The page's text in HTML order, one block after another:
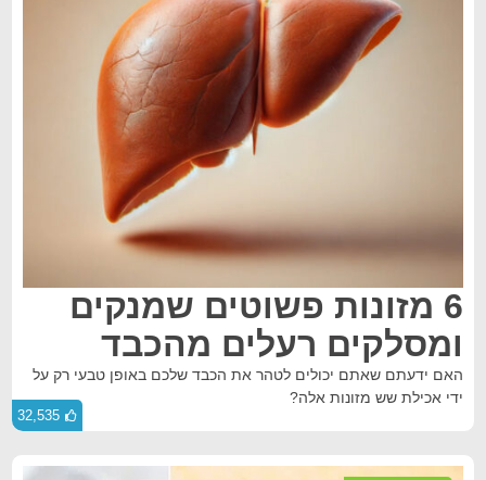
6 מזונות פשוטים שמנקים
ומסלקים רעלים מהכבד
האם ידעתם שאתם יכולים לטהר את הכבד שלכם באופן טבעי רק על
ידי אכילת שש מזונות אלה?
32,535